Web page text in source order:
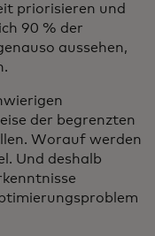
priorisieren und
90 % der
aussehen,
der begrenzten
Worauf werden
Und deshalb